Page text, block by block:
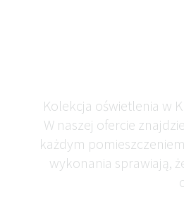
Kolekcja oświetlenia w
W naszej ofercie
każdym
wykonania sprawiają,